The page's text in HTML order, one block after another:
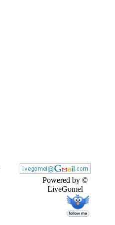
Powered by ©
LiveGomel